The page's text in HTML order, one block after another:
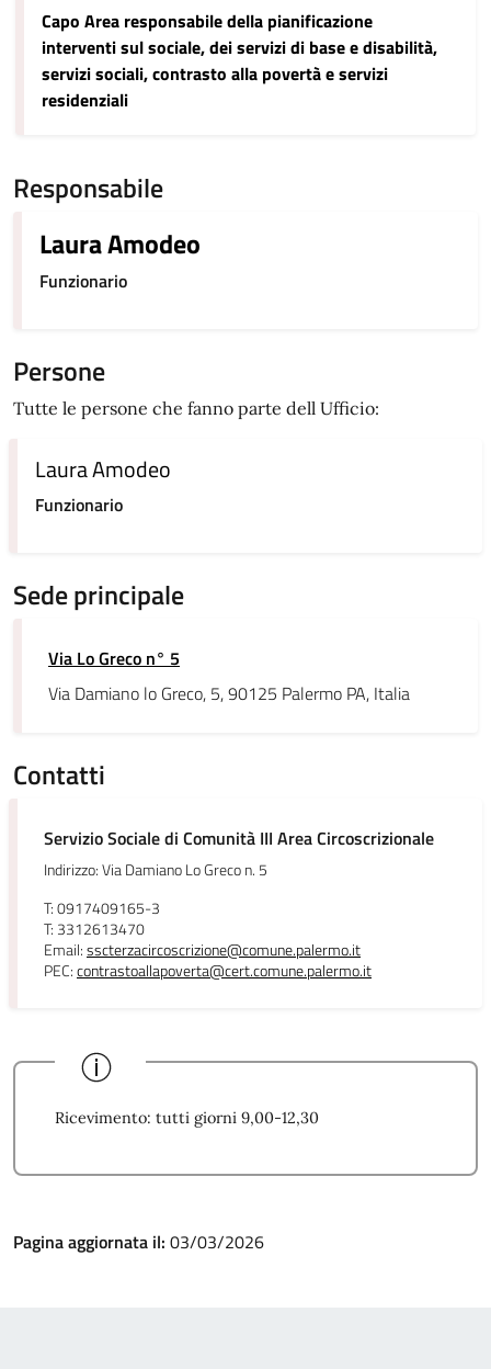
Capo Area responsabile della pianificazione
interventi sul sociale, dei servizi di base e disabilità,
servizi sociali, contrasto alla povertà e servizi
residenziali
Responsabile
Laura Amodeo
Funzionario
Persone
Tutte le persone che fanno parte dell Ufficio:
Laura Amodeo
Funzionario
Sede principale
Via Lo Greco n° 5
Via Damiano lo Greco, 5, 90125 Palermo PA, Italia
Contatti
Servizio Sociale di Comunità III Area Circoscrizionale
Indirizzo: Via Damiano Lo Greco n. 5
T: 0917409165-3
T: 3312613470
Email:sscterzacircoscrizione@comune.palermo.it
PEC:contrastoallapoverta@cert.comune.palermo.it
Ricevimento: tutti giorni 9,00-12,30
Pagina aggiornata il: 03/03/2026